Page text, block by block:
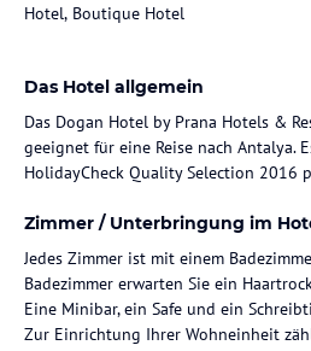
Hotel, Boutique Hotel
Das Hotel allgemein
Das Dogan Hotel by Prana Hotels &
geeignet für eine Reise nach Antalya.
HolidayCheck Quality Selection 2016
Zimmer / Unterbringung im
Jedes Zimmer ist mit einem
Badezimmer erwarten Sie ein
Eine Minibar, ein Safe und ein
Zur Einrichtung Ihrer Wohneinheit